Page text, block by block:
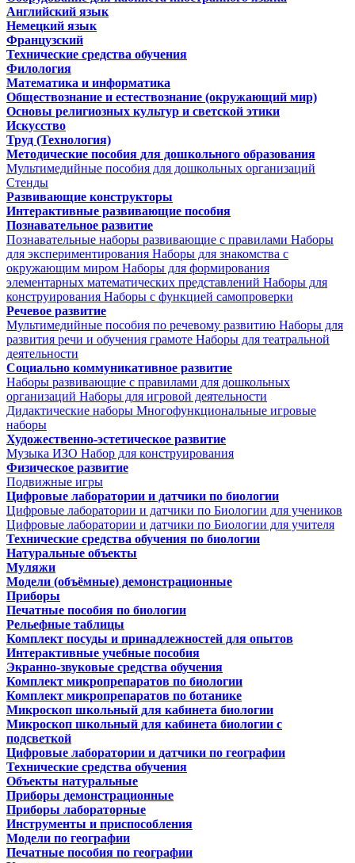
Английский язык
Немецкий язык
Французский
Технические средства обучения
Филология
Математика и информатика
Обществознание и естествознание (окружающий мир)
Основы религиозных культур и светской этики
Искусство
Труд (Технология)
Методические пособия для дошкольного образования
Мультимедийные пособия для дошкольных организаций
Стенды
Развивающие конструкторы
Интерактивные развивающие пособия
Познавательное развитие
Познавательные наборы развивающие с правилами Наборы
для экспериментирования Наборы для знакомства с
окружающим миром Наборы для формирования
элементарных математических представлений Наборы для
конструирования Наборы с функцией самопроверки
Речевое развитие
Мультимедийные пособия по речевому развитию Наборы для
развития речи и обучения грамоте Наборы для театральной
деятельности
Социально коммуникативное развитие
Наборы развивающие с правилами для дошкольных
организаций Наборы для игровой деятельности
Дидактические наборы Многофункциональные игровые
наборы
Художественно-эстетическое развитие
Музыка ИЗО Набор для конструирования
Физическое развитие
Подвижные игры
Цифровые лаборатории и датчики по биологии
Цифровые лаборатории и датчики по Биологии для учеников
Цифровые лаборатории и датчики по Биологии для учителя
Технические средства обучения по биологии
Натуральные объекты
Муляжи
Модели (объёмные) демонстрационные
Приборы
Печатные пособия по биологии
Рельефные таблицы
Комплект посуды и принадлежностей для опытов
Интерактивные учебные пособия
Экранно-звуковые средства обучения
Комплект микропрепаратов по биологии
Комплект микропрепаратов по ботанике
Микроскоп школьный для кабинета биологии
Микроскоп школьный для кабинета биологии с
подсветкой
Цифровые лаборатории и датчики по географии
Технические средства обучения
Объекты натуральные
Приборы демонстрационные
Приборы лабораторные
Инструменты и приспособления
Модели по географии
Печатные пособия по географии